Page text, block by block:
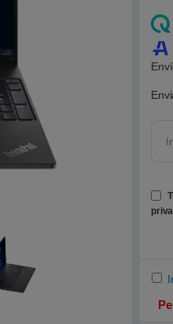
o
5
0
0
o
b
d
o
e
u